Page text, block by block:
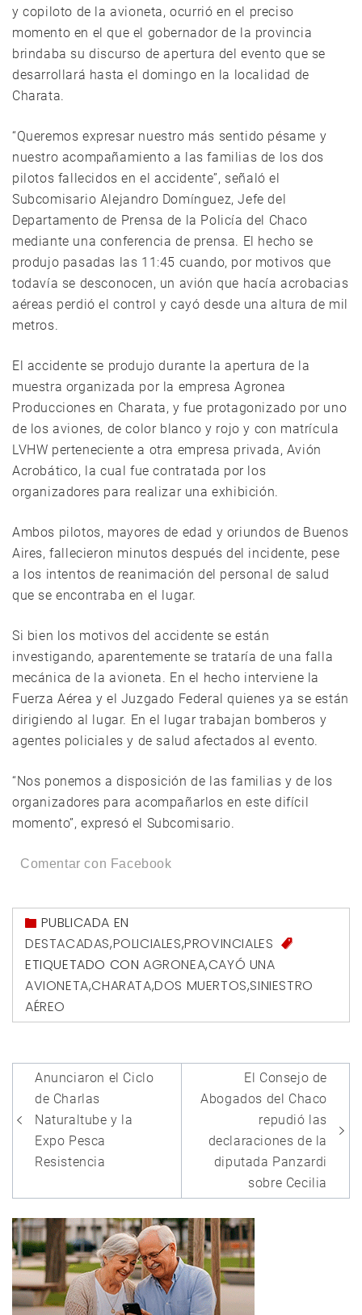
y copiloto de la avioneta, ocurrió en el preciso
momento en el que el gobernador de la provincia
brindaba su discurso de apertura del evento que se
desarrollará hasta el domingo en la localidad de
Charata.
“Queremos expresar nuestro más sentido pésame y
nuestro acompañamiento a las familias de los dos
pilotos fallecidos en el accidente”, señaló el
Subcomisario Alejandro Domínguez, Jefe del
Departamento de Prensa de la Policía del Chaco
mediante una conferencia de prensa. El hecho se
produjo pasadas las 11:45 cuando, por motivos que
todavía se desconocen, un avión que hacía acrobacias
aéreas perdió el control y cayó desde una altura de mil
metros.
El accidente se produjo durante la apertura de la
muestra organizada por la empresa Agronea
Producciones en Charata, y fue protagonizado por uno
de los aviones, de color blanco y rojo y con matrícula
LVHW perteneciente a otra empresa privada, Avión
Acrobático, la cual fue contratada por los
organizadores para realizar una exhibición.
Ambos pilotos, mayores de edad y oriundos de Buenos
Aires, fallecieron minutos después del incidente, pese
a los intentos de reanimación del personal de salud
que se encontraba en el lugar.
Si bien los motivos del accidente se están
investigando, aparentemente se trataría de una falla
mecánica de la avioneta. En el hecho interviene la
Fuerza Aérea y el Juzgado Federal quienes ya se están
dirigiendo al lugar. En el lugar trabajan bomberos y
agentes policiales y de salud afectados al evento.
“Nos ponemos a disposición de las familias y de los
organizadores para acompañarlos en este difícil
momento”, expresó el Subcomisario.
Comentar con Facebook
PUBLICADA EN
DESTACADAS,POLICIALES,PROVINCIALES
ETIQUETADO CON AGRONEA,CAYÓ UNA
AVIONETA,CHARATA,DOS MUERTOS,SINIESTRO
AÉREO
Navegación
de
entradas
Anunciaron el Ciclo
de Charlas
Naturaltube y la
Expo Pesca
Resistencia
El Consejo de
Abogados del Chaco
repudió las
declaraciones de la
diputada Panzardi
sobre Cecilia